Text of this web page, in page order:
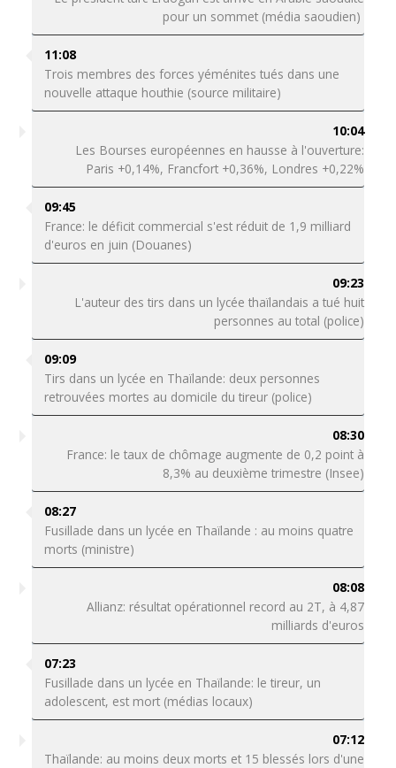
pour un sommet (média saoudien)
11:08
Trois membres des forces yéménites tués dans une
nouvelle attaque houthie (source militaire)
10:04
Les Bourses européennes en hausse à l'ouverture:
Paris +0,14%, Francfort +0,36%, Londres +0,22%
09:45
France: le déficit commercial s'est réduit de 1,9 milliard
d'euros en juin (Douanes)
09:23
L'auteur des tirs dans un lycée thaïlandais a tué huit
personnes au total (police)
09:09
Tirs dans un lycée en Thaïlande: deux personnes
retrouvées mortes au domicile du tireur (police)
08:30
France: le taux de chômage augmente de 0,2 point à
8,3% au deuxième trimestre (Insee)
08:27
Fusillade dans un lycée en Thaïlande : au moins quatre
morts (ministre)
08:08
Allianz: résultat opérationnel record au 2T, à 4,87
milliards d'euros
07:23
Fusillade dans un lycée en Thaïlande: le tireur, un
adolescent, est mort (médias locaux)
07:12
Thaïlande: au moins deux morts et 15 blessés lors d'une